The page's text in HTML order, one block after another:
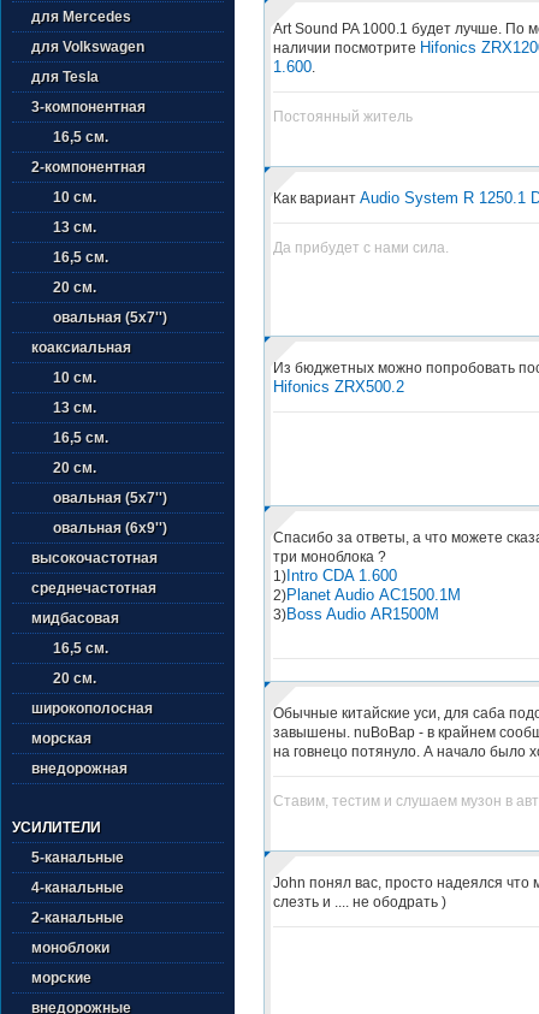
для Mercedes
для Volkswagen
для Tesla
3-компонентная
16,5 см.
2-компонентная
10 см.
13 см.
16,5 см.
20 см.
овальная (5х7'')
коаксиальная
10 см.
13 см.
16,5 см.
20 см.
овальная (5х7'')
овальная (6х9'')
высокочастотная
среднечастотная
мидбасовая
16,5 см.
20 см.
широкополосная
морская
внедорожная
УСИЛИТЕЛИ
5-канальные
4-канальные
2-канальные
моноблоки
морские
внедорожные
Art Sound PA 1000.1 будет лучше. По
наличии посмотрите Hifonics
1.600.
Постоянный житель
Как вариант Audio System R 1250.1
Да прибудет с нами сила.
Из бюджетных можно попробовать
Hifonics ZRX500.2
Спасибо за ответы, а что можете
три моноблока ?
1)Intro CDA 1.600
2)Planet Audio AC1500.1M
3)Boss Audio AR1500M
Обычные китайские уси, для саба
завышены. nuBoBap - в крайнем
на говнецо потянуло. А начало было
Ставим, тестим и слушаем музон в
John понял вас, просто надеялся что
слезть и .... не ободрать )